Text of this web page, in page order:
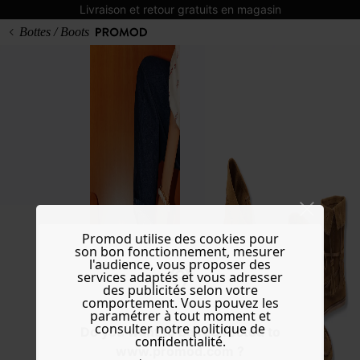
Livraison et retour gratuits en magasin
Do you want to be redirected to
www.promod.com ?
Bottes / Boots
Promod utilise des cookies pour
son bon fonctionnement, mesurer
l'audience, vous proposer des
services adaptés et vous adresser
des publicités selon votre
comportement. Vous pouvez les
paramétrer à tout moment et
consulter notre politique de
confidentialité.